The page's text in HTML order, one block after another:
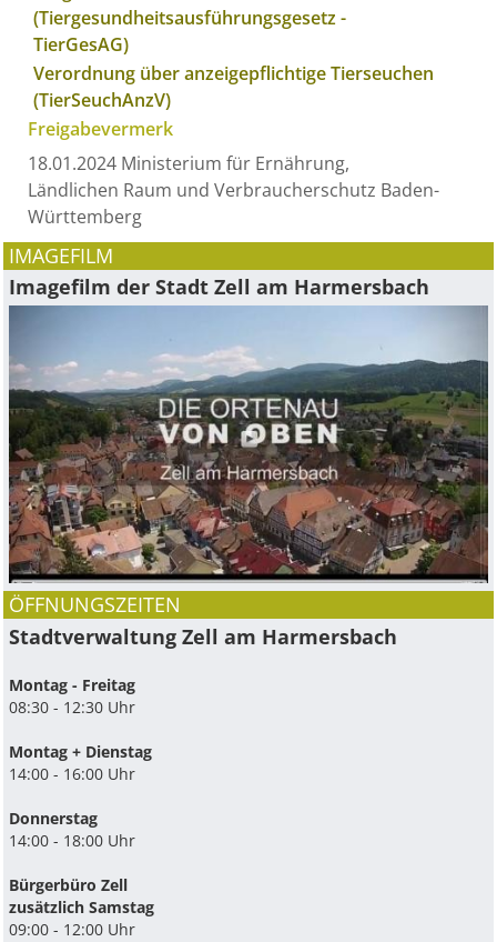
(Tiergesundheitsausführungsgesetz -
TierGesAG)
Verordnung über anzeigepflichtige Tierseuchen
(TierSeuchAnzV)
Freigabevermerk
18.01.2024 Ministerium für Ernährung,
Ländlichen Raum und Verbraucherschutz Baden-
Württemberg
IMAGEFILM
Imagefilm der Stadt Zell am Harmersbach
ÖFFNUNGSZEITEN
Stadtverwaltung Zell am Harmersbach
Montag - Freitag
08:30 - 12:30 Uhr
Montag + Dienstag
14:00 - 16:00 Uhr
Donnerstag
14:00 - 18:00 Uhr
Bürgerbüro Zell
zusätzlich Samstag
09:00 - 12:00 Uhr